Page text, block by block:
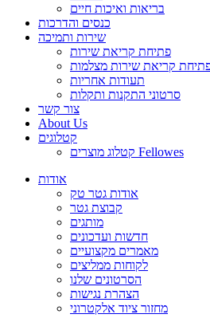
בריאות ואיכות חיים
כנסים והדרכות
שירות ותמיכה
פתיחת קריאת שירות
תעודות אחריות
סרטוני התקנות ותקלות
צור קשר
About Us
קטלוגים
קטלוג מוצרים Fellowes
אודות
אודות גטר טק
קבוצת גטר
מותגים
חדשות ועדכונים
מאמרים מקצועיים
לקוחות ממליצים
הסרטונים שלנו
הצהרת נגישות
מחזור ציוד אלקטרוני